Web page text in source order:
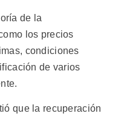
de la
los precios
condiciones
de varios
que la recuperación